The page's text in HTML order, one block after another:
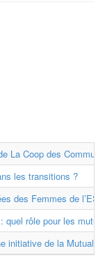
La Coop des
les transitions ?
des Femmes de
rôle pour les
initiative de la